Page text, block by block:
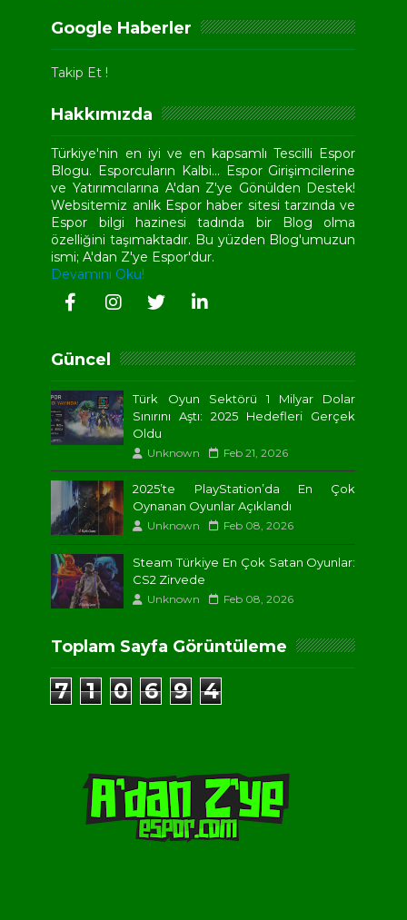
Google Haberler
Takip Et !
Hakkımızda
Türkiye'nin en iyi ve en kapsamlı Tescilli Espor
Blogu. Esporcuların Kalbi... Espor Girişimcilerine
ve Yatırımcılarına A'dan Z'ye Gönülden Destek!
Websitemiz anlık Espor haber sitesi tarzında ve
Espor bilgi hazinesi tadında bir Blog olma
özelliğini taşımaktadır. Bu yüzden Blog'umuzun
ismi; A'dan Z'ye Espor'dur.
Devamını Oku!
Güncel
Türk Oyun Sektörü 1 Milyar Dolar
Sınırını Aştı: 2025 Hedefleri Gerçek
Oldu
Unknown Feb 21, 2026
2025’te PlayStation’da En Çok
Oynanan Oyunlar Açıklandı
Unknown Feb 08, 2026
Steam Türkiye En Çok Satan Oyunlar:
CS2 Zirvede
Unknown Feb 08, 2026
Toplam Sayfa Görüntüleme
7 1 0 6 9 4